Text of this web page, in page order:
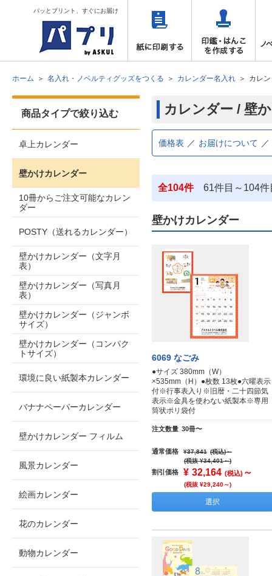
パッとプリント、すぐにお届け
ホーム 名入れ・ノベルティグッズをつくる カレンダー名入れ カレ
カレンダー / 壁
価格表 お届けについて
全104件61件目～104件
壁かけカレンダー
6069 なごみ
●サイズ 380mm（W）
×535mm（H）●枚数 13枚●六曜表示
付※行事表入り※旧暦・二十四節気
表示※金具を使わない紙製本※専用
筒状ポリ袋付
注文数量 30冊〜
通常価格 ¥37,841 (税込)～
(税抜 ¥34,401～)
割引価格 ¥ 32,164 (税込) ～
(税抜 ¥29,240～)
選択
商品タイプで絞り込む
卓上カレンダー
壁かけカレンダー
10冊からご注文可能なカレン
ダー
POSTY（送れるカレンダー）
壁かけカレンダー（文字月
表）
壁かけカレンダー（写真月
表）
壁かけカレンダー（ジャンボ
サイズ）
壁かけカレンダー（コンパク
トサイズ）
環境に良い紙製本カレンダー
バナナペーパーカレンダー
壁かけカレンダー フィルム
風景カレンダー
絵画カレンダー
花のカレンダー
動物カレンダー